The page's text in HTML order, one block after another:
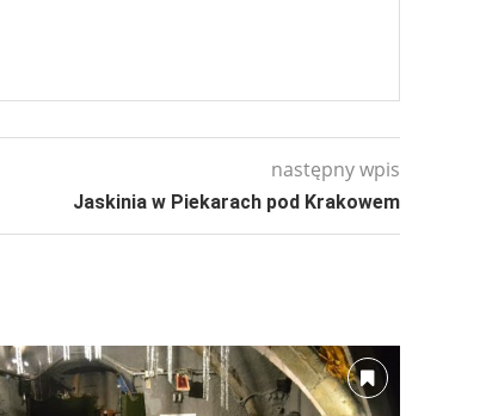
następny wpis
Jaskinia w Piekarach pod Krakowem